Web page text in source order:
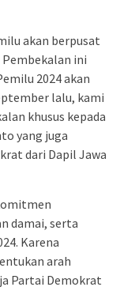
akan berpusat
ini
2024 akan
lalu, kami
khusus kepada
yang juga
dari Dapil Jawa
damai, serta
Karena
arah
Partai Demokrat